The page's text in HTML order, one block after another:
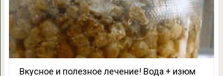
Вкусное и полезное лечение! Вода + изюм